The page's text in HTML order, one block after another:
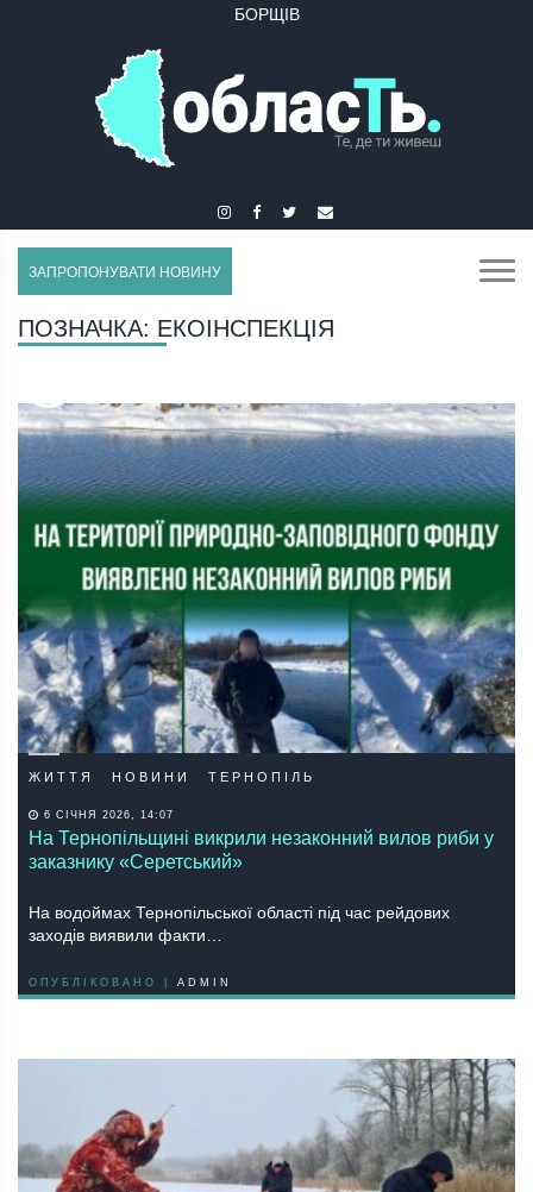
ЗАПРОПОНУВАТИ НОВИНУ
ПОЗНАЧКА: ЕКОІНСПЕКЦІЯ
ЖИТТЯ НОВИНИ ТЕРНОПІЛЬ
6 СІЧНЯ 2026, 14:07
На Тернопільщині викрили незаконний вилов риби у
заказнику «Серетський»
На водоймах Тернопільської області під час рейдових
заходів виявили факти…
ОПУБЛІКОВАНО | ADMIN